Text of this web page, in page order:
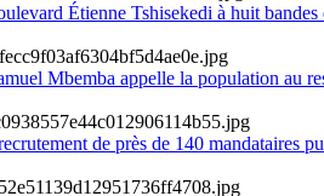
Étienne Tshisekedi à huit
Mbemba appelle la population au
de près de 140 mandataires